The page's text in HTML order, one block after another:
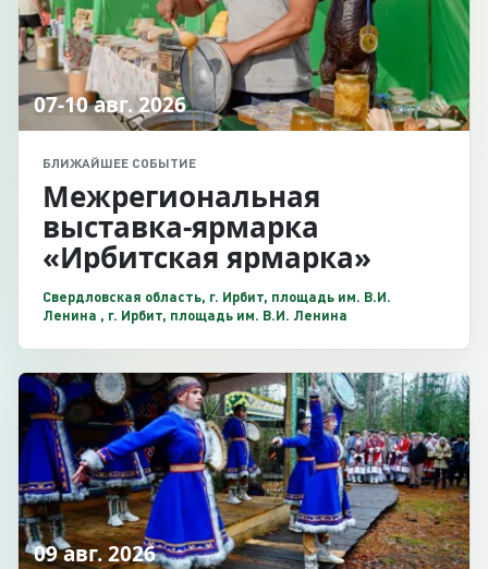
07-10 авг. 2026
БЛИЖАЙШЕЕ СОБЫТИЕ
Межрегиональная
выставка-ярмарка
«Ирбитская ярмарка»
Свердловская область, г. Ирбит, площадь им. В.И.
Ленина , г. Ирбит, площадь им. В.И. Ленина
09 авг. 2026